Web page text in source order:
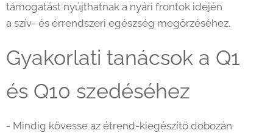
támogatást nyújthatnak a nyári frontok idején
a szív- és érrendszeri egészség megőrzéséhez.
Gyakorlati tanácsok a Q1
és Q10 szedéséhez
- Mindig kövesse az étrend-kiegészítő dobozán